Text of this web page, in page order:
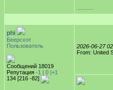
-----------
phi
Беерсхот
Пользователь
Сообщений 18019
Репутация -1 | 0 |+1
134 [216 -82]
2026-06-27
From: United